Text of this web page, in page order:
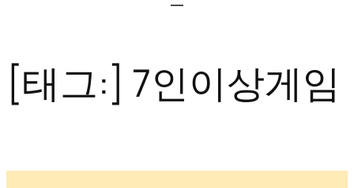
[태그:] 7인이상게임